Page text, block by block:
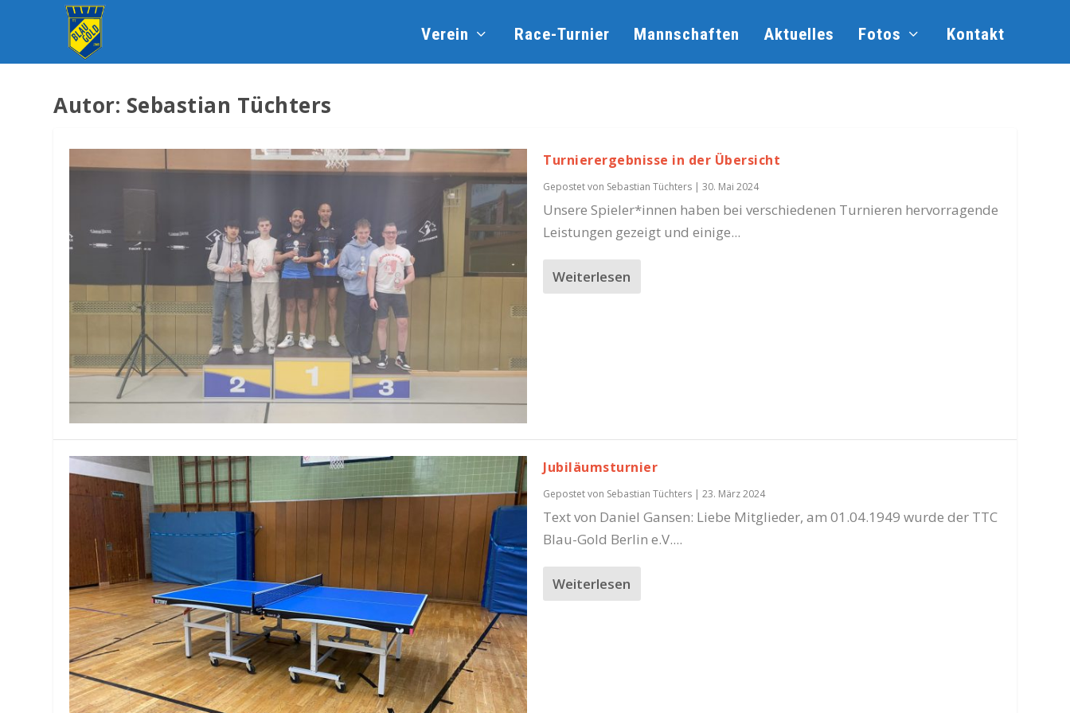
Verein Race-Turnier Mannschaften Aktuelles Fotos Kontakt
Autor: Sebastian Tüchters
Turnierergebnisse in der Übersicht
Gepostet von Sebastian Tüchters | 30. Mai 2024
Unsere Spieler*innen haben bei verschiedenen Turnieren hervorragende
Leistungen gezeigt und einige...
Weiterlesen
Jubiläumsturnier
Gepostet von Sebastian Tüchters | 23. März 2024
Text von Daniel Gansen: Liebe Mitglieder, am 01.04.1949 wurde der TTC
Blau-Gold Berlin e.V....
Weiterlesen